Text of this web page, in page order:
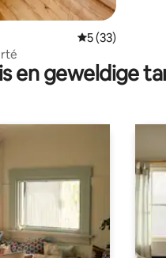
Gemiddelde
5 (33)
en geweldige